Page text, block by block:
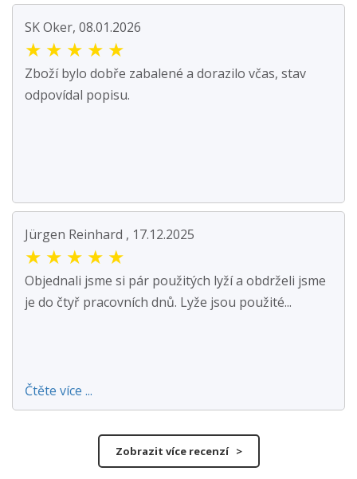
SK Oker, 08.01.2026
★ ★ ★ ★ ★
Zboží bylo dobře zabalené a dorazilo včas, stav
odpovídal popisu.
Jürgen Reinhard , 17.12.2025
★ ★ ★ ★ ★
Objednali jsme si pár použitých lyží a obdrželi jsme
je do čtyř pracovních dnů. Lyže jsou použité...
Čtěte více ...
Zobrazit více recenzí >